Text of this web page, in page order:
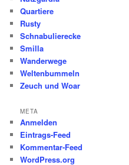
Quartiere
Rusty
Schnabulierecke
Smilla
Wanderwege
Weltenbummeln
Zeuch und Woar
META
Anmelden
Eintrags-Feed
Kommentar-Feed
WordPress.org